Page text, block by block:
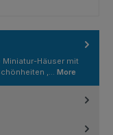
Miniatur-Häuser mit
,… More